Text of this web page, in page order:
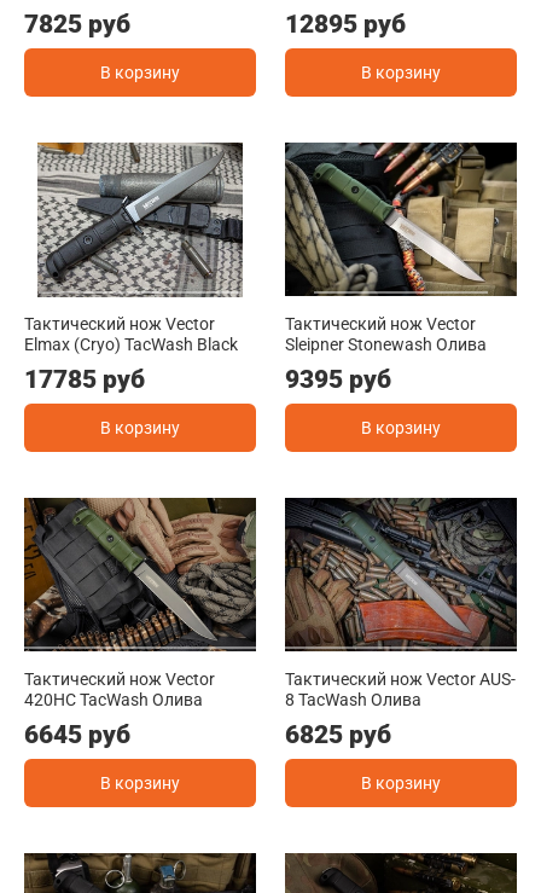
7825 руб
В корзину
12895 руб
В корзину
Тактический нож Vector
Elmax (Cryo) TacWash Black
17785 руб
В корзину
Тактический нож Vector
Sleipner Stonewash Олива
9395 руб
В корзину
Тактический нож Vector
420HC TacWash Олива
6645 руб
В корзину
Тактический нож Vector AUS-
8 TacWash Олива
6825 руб
В корзину